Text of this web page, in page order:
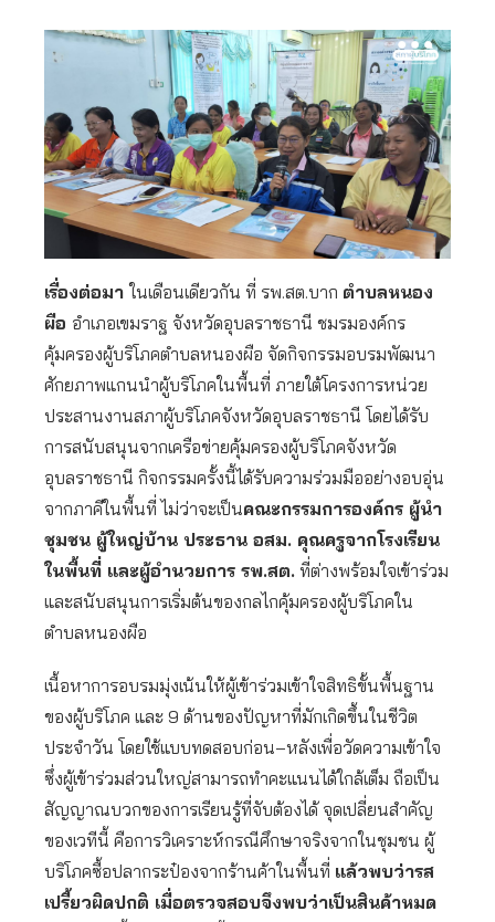
เรื่องต่อมาในเดือนเดียวกัน ที่ รพ.สต.บาก ตำบลหนอง
ผือ อำเภอเขมราฐ จังหวัดอุบลราชธานี ชมรมองค์กร
คุ้มครองผู้บริโภคตำบลหนองผือ จัดกิจกรรมอบรมพัฒนา
ศักยภาพแกนนำผู้บริโภคในพื้นที่ ภายใต้โครงการหน่วย
ประสานงานสภาผู้บริโภคจังหวัดอุบลราชธานี โดยได้รับ
การสนับสนุนจากเครือข่ายคุ้มครองผู้บริโภคจังหวัด
อุบลราชธานี กิจกรรมครั้งนี้ได้รับความร่วมมืออย่างอบอุ่น
จากภาคีในพื้นที่ ไม่ว่าจะเป็นคณะกรรมการองค์กร ผู้นำ
ชุมชน ผู้ใหญ่บ้าน ประธาน อสม. คุณครูจากโรงเรียน
ในพื้นที่ และผู้อำนวยการ รพ.สต. ที่ต่างพร้อมใจเข้าร่วม
และสนับสนุนการเริ่มต้นของกลไกคุ้มครองผู้บริโภคใน
ตำบลหนองผือ
เนื้อหาการอบรมมุ่งเน้นให้ผู้เข้าร่วมเข้าใจสิทธิขั้นพื้นฐาน
ของผู้บริโภค และ 9 ด้านของปัญหาที่มักเกิดขึ้นในชีวิต
ประจำวัน โดยใช้แบบทดสอบก่อน–หลังเพื่อวัดความเข้าใจ
ซึ่งผู้เข้าร่วมส่วนใหญ่สามารถทำคะแนนได้ใกล้เต็ม ถือเป็น
สัญญาณบวกของการเรียนรู้ที่จับต้องได้ จุดเปลี่ยนสำคัญ
ของเวทีนี้ คือการวิเคราะห์กรณีศึกษาจริงจากในชุมชน ผู้
บริโภคซื้อปลากระป๋องจากร้านค้าในพื้นที่ แล้วพบว่ารส
เปรี้ยวผิดปกติ เมื่อตรวจสอบจึงพบว่าเป็นสินค้าหมด